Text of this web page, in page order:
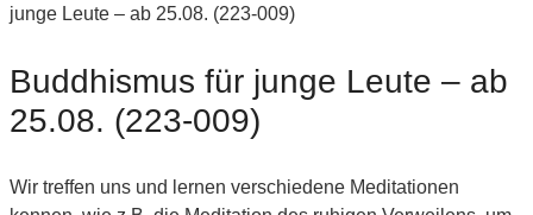
junge Leute – ab 25.08. (223-009)
Buddhismus für junge Leute – ab
25.08. (223-009)
Wir treffen uns und lernen verschiedene Meditationen